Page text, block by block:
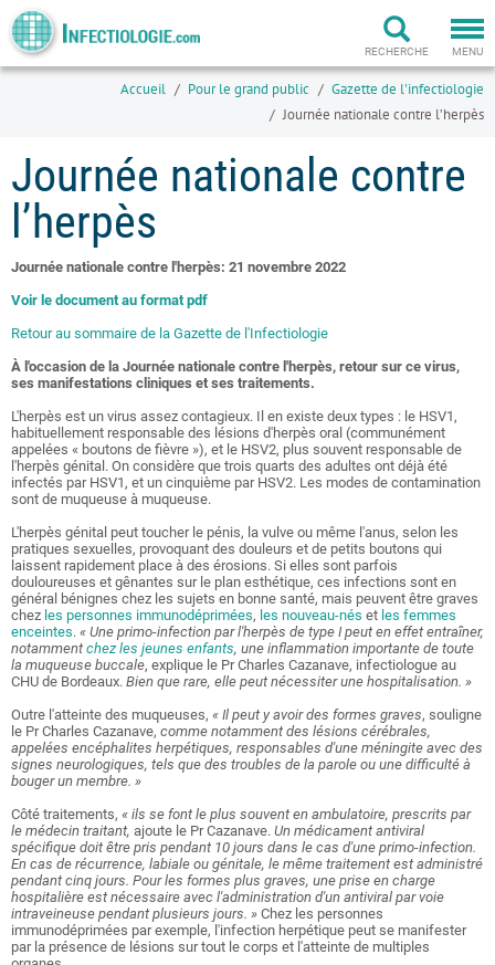
MENU
RECHERCHE
Accueil Pour le grand public
Gazette de l'infectiologie
Journée nationale contre l’herpès
Journée nationale contre
l’herpès
Journée nationale contre l'herpès: 21 novembre 2022
Voir le document au format pdf
Retour au sommaire de la Gazette de l'Infectiologie
À l'occasion de la Journée nationale contre l'herpès, retour sur ce virus,
ses manifestations cliniques et ses traitements.
L'herpès est un virus assez contagieux. Il en existe deux types : le HSV1,
habituellement responsable des lésions d'herpès oral (communément
appelées « boutons de fièvre »), et le HSV2, plus souvent responsable de
l'herpès génital. On considère que trois quarts des adultes ont déjà été
infectés par HSV1, et un cinquième par HSV2. Les modes de contamination
sont de muqueuse à muqueuse.
L'herpès génital peut toucher le pénis, la vulve ou même l'anus, selon les
pratiques sexuelles, provoquant des douleurs et de petits boutons qui
laissent rapidement place à des érosions. Si elles sont parfois
douloureuses et gênantes sur le plan esthétique, ces infections sont en
général bénignes chez les sujets en bonne santé, mais peuvent être graves
chez les personnes immunodéprimées, les nouveau-nés et les femmes
enceintes. « Une primo-infection par l'herpès de type I peut en effet entraîner,
notamment chez les jeunes enfants, une inflammation importante de toute
la muqueuse buccale, explique le Pr Charles Cazanave, infectiologue au
CHU de Bordeaux. Bien que rare, elle peut nécessiter une hospitalisation. »
Outre l'atteinte des muqueuses, « Il peut y avoir des formes graves, souligne
le Pr Charles Cazanave, comme notamment des lésions cérébrales,
appelées encéphalites herpétiques, responsables d'une méningite avec des
signes neurologiques, tels que des troubles de la parole ou une difficulté à
bouger un membre. »
Côté traitements, « ils se font le plus souvent en ambulatoire, prescrits par
le médecin traitant, ajoute le Pr Cazanave. Un médicament antiviral
spécifique doit être pris pendant 10 jours dans le cas d'une primo-infection.
En cas de récurrence, labiale ou génitale, le même traitement est administré
pendant cinq jours. Pour les formes plus graves, une prise en charge
hospitalière est nécessaire avec l'administration d'un antiviral par voie
intraveineuse pendant plusieurs jours. » Chez les personnes
immunodéprimées par exemple, l'infection herpétique peut se manifester
par la présence de lésions sur tout le corps et l'atteinte de multiples